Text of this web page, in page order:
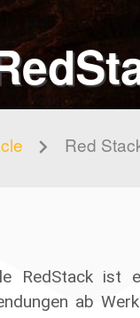
Red
RedStack ist
ab